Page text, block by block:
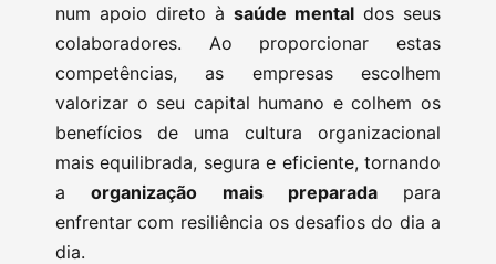
num apoio direto à saúde mental dos seus
colaboradores. Ao proporcionar estas
competências, as empresas escolhem
valorizar o seu capital humano e colhem os
benefícios de uma cultura organizacional
mais equilibrada, segura e eficiente, tornando
aorganização mais preparadapara
enfrentar com resiliência os desafios do dia a
dia.